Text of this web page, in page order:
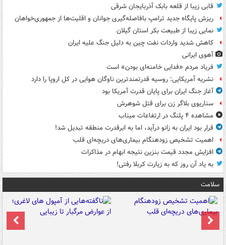
قابی زیبا از قلعه بابک آذربایجان شرقی
ریزش پایگاه جدید ترامپ بافاصله‌گیری جوانان و اقلیت‌ها از جمهوری‌خواهان
نمایی زیبا از طبیعت بکر استان گیلان
کاهش شدید واردات نفت چین به دلیل جنگ علیه ایران
آهوی ایرانی
فریاد مردم «فدایی خامنه‌ای بودن» است
نشریه آمریکایی: روسیه قدرتمندترین ناوگان هوایی در کل اروپا را دارد
آغاز جنگ ایران برای پایان قدرت آمریکا بود
سناریوی بلاگر زن برای قتل شوهرش
مشاهده ۴ پلنگ در ارتفاعات میناب
قرار بود ایران به زانو درآید، اما به ابرقدرت منطقه تبدیل شد!
اهمیت تشخیص زودهنگام بیماری‌های دریچه‌ای قلب
افزایش مجدد قیمت بنزین نتیجه ابهام در مذاکرات
به یاد آن روز که به زیارت کربلا رفتی!
سلامت